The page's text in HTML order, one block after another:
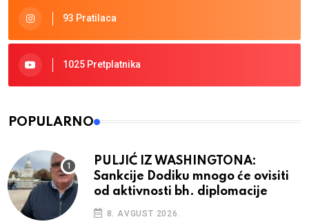
93 Pratilaca
1025 Pretplatnika
POPULARNO
PULJIĆ IZ WASHINGTONA:
Sankcije Dodiku mnogo će ovisiti
od aktivnosti bh. diplomacije
8. AVGUST 2026.